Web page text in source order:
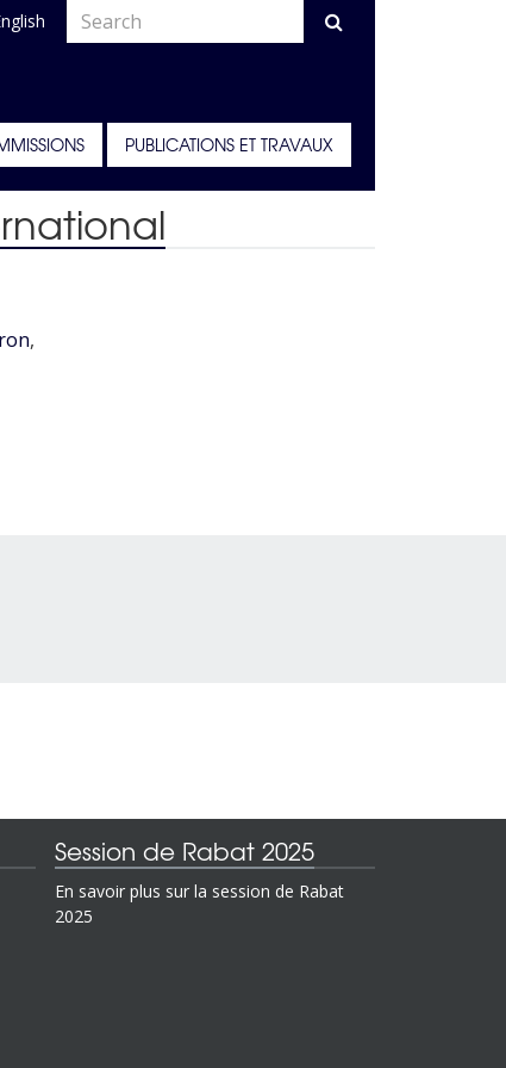
PUBLICATIONS ET TRAVAUX
,
Session de Rabat 2025
En savoir plus sur la session de Rabat
2025